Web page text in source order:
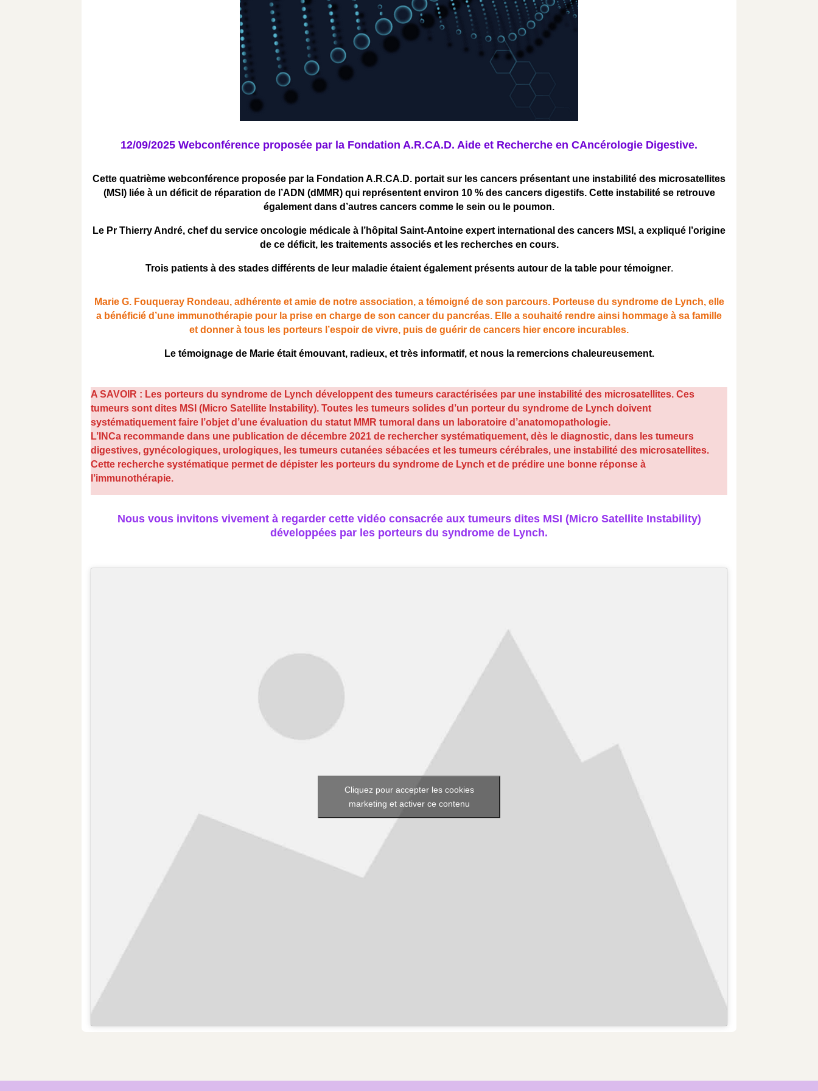
12/09/2025 Webconférence proposée par la Fondation A.R.CA.D. Aide et Recherche en CAncérologie Digestive.
Cette quatrième webconférence proposée par la Fondation A.R.CA.D. portait sur les cancers présentant une instabilité des microsatellites
(MSI) liée à un déficit de réparation de l’ADN (dMMR) qui représentent environ 10 % des cancers digestifs. Cette instabilité se retrouve
également dans d’autres cancers comme le sein ou le poumon.
Le Pr Thierry André, chef du service oncologie médicale à l’hôpital Saint-Antoine expert international des cancers MSI, a expliqué l’origine
de ce déficit, les traitements associés et les recherches en cours.
Trois patients à des stades différents de leur maladie étaient également présents autour de la table pour témoigner.
Marie G. Fouqueray Rondeau, adhérente et amie de notre association, a témoigné de son parcours. Porteuse du syndrome de Lynch, elle
a bénéficié d’une immunothérapie pour la prise en charge de son cancer du pancréas. Elle a souhaité rendre ainsi hommage à sa famille
et donner à tous les porteurs l’espoir de vivre, puis de guérir de cancers hier encore incurables.
Le témoignage de Marie était émouvant, radieux, et très informatif, et nous la remercions chaleureusement.
A SAVOIR : Les porteurs du syndrome de Lynch développent des tumeurs caractérisées par une instabilité des microsatellites. Ces
tumeurs sont dites MSI (Micro Satellite Instability). Toutes les tumeurs solides d’un porteur du syndrome de Lynch doivent
systématiquement faire l’objet d’une évaluation du statut MMR tumoral dans un laboratoire d’anatomopathologie.
L’INCa recommande dans une publication de décembre 2021 de rechercher systématiquement, dès le diagnostic, dans les tumeurs
digestives, gynécologiques, urologiques, les tumeurs cutanées sébacées et les tumeurs cérébrales, une instabilité des microsatellites.
Cette recherche systématique permet de dépister les porteurs du syndrome de Lynch et de prédire une bonne réponse à
l’immunothérapie.
Nous vous invitons vivement à regarder cette vidéo consacrée aux tumeurs dites MSI (Micro Satellite Instability)
développées par les porteurs du syndrome de Lynch.
Cliquez pour accepter les cookies
marketing et activer ce contenu